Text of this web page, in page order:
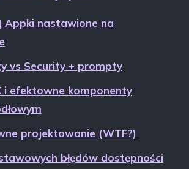
Appki nastawione na
vs Security + prompty
i efektowne komponenty
projektowanie (WTF?)
błędów dostępności